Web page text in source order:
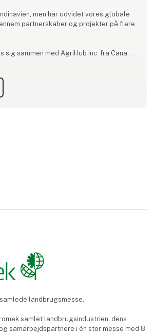
men har udvidet vores globale
partnerskaber og projekter på flere
sig sammen med AgriHub Inc. fra Canada
Afrika, Nord- og Sydamerika samt
landbrugsmesse.
samlet landbrugsindustrien, dens
samarbejdspartnere i én stor messe med 8